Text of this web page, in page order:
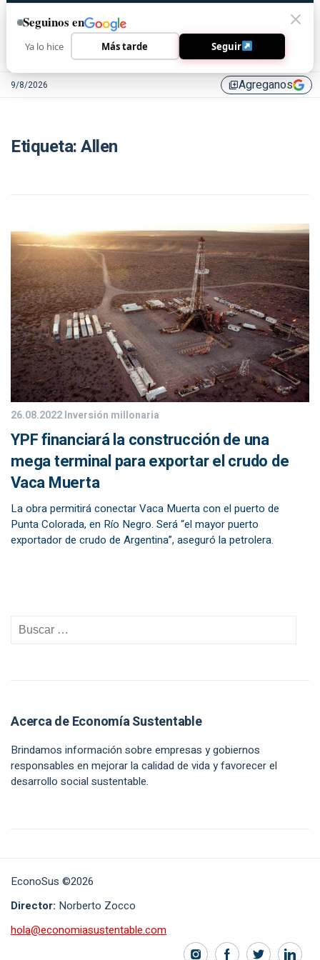
9/8/2026 library_addAgreganos
Etiqueta:Allen
26.08.2022Inversión millonaria
YPF financiará la construcción de una
mega terminal para exportar el crudo de
Vaca Muerta
La obra permitirá conectar Vaca Muerta con el puerto de
Punta Colorada, en Río Negro. Será “el mayor puerto
exportador de crudo de Argentina”, aseguró la petrolera.
Acerca de Economía Sustentable
Brindamos información sobre empresas y gobiernos
responsables en mejorar la calidad de vida y favorecer el
desarrollo social sustentable.
EconoSus ©2026
Director: Norberto Zocco
hola@economiasustentable.com
Seguinos en
Ya lo hice Más tarde Seguir